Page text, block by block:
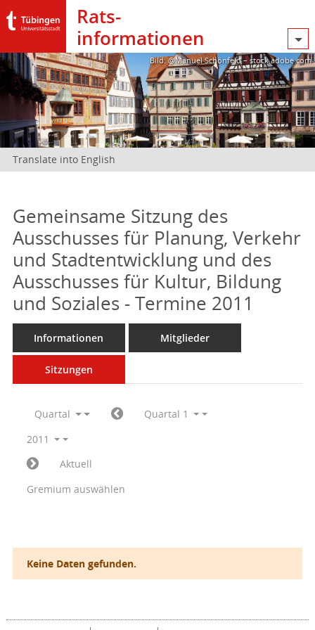
Rats­
informationen
Bild: @Manuel Schönfeld – stock.adobe.com
Translate into English
Gemeinsame Sitzung des
Ausschusses für Planung, Verkehr
und Stadtentwicklung und des
Ausschusses für Kultur, Bildung
und Soziales - Termine 2011
Informationen Mitglieder
Sitzungen
Quartal
Quartal 1
2011
Aktuell
Gremium auswählen
Keine Daten gefunden.